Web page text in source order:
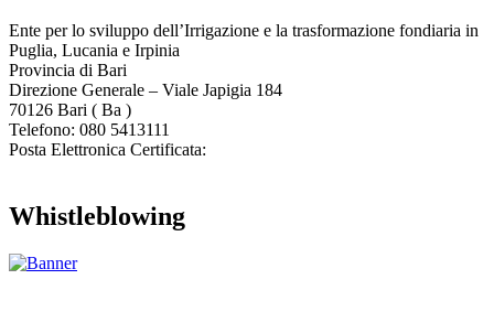
Ente per lo sviluppo dell’Irrigazione e la trasformazione fondiaria in
Puglia, Lucania e Irpinia
Provincia di Bari
Direzione Generale – Viale Japigia 184
70126 Bari ( Ba )
Telefono: 080 5413111
Posta Elettronica Certificata:
Whistleblowing